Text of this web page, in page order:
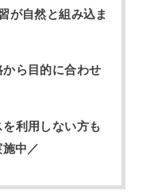
が自然と組み込ま
から目的に合わせ
利用しない方も
中／